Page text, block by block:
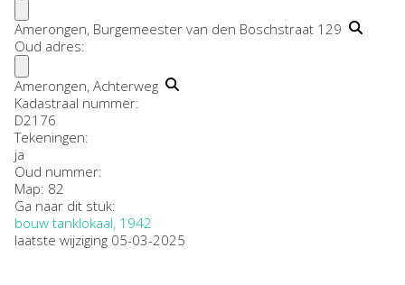
Amerongen, Burgemeester van den Boschstraat 129
Oud adres:
Amerongen, Achterweg
Kadastraal nummer:
D2176
Tekeningen:
ja
Oud nummer:
Map: 82
Ga naar dit stuk:
bouw tanklokaal, 1942
laatste wijziging 05-03-2025